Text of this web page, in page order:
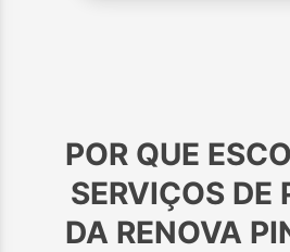
POR QUE
SERVIÇOS DE
DA RENOVA